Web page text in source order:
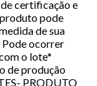
certificação e
pode
de sua
Pode ocorrer
o lote*
de produção
PRODUTO